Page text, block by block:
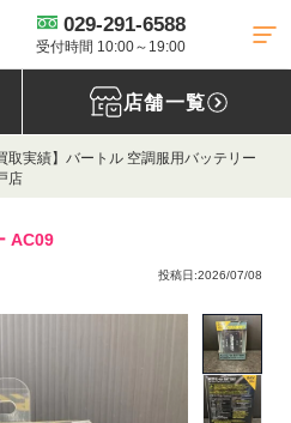
029-291-6588
受付時間 10:00～19:00
店舗一覧
取実績】バートル 空調服用バッテリー
店
AC09
投稿日:2026/07/08